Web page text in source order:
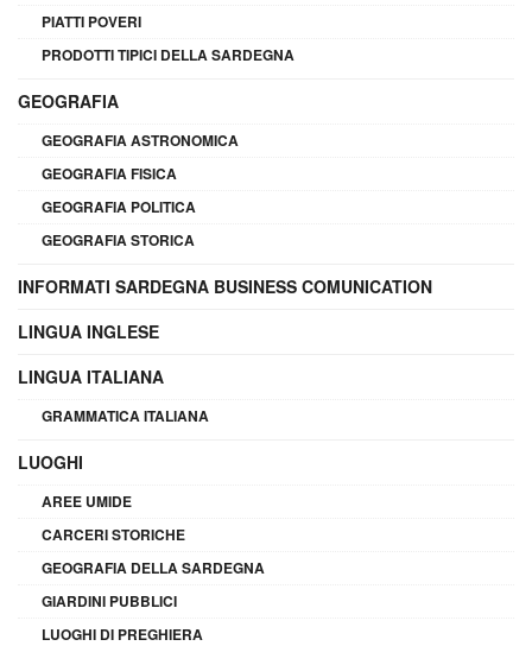
PIATTI POVERI
PRODOTTI TIPICI DELLA SARDEGNA
GEOGRAFIA
GEOGRAFIA ASTRONOMICA
GEOGRAFIA FISICA
GEOGRAFIA POLITICA
GEOGRAFIA STORICA
INFORMATI SARDEGNA BUSINESS COMUNICATION
LINGUA INGLESE
LINGUA ITALIANA
GRAMMATICA ITALIANA
LUOGHI
AREE UMIDE
CARCERI STORICHE
GEOGRAFIA DELLA SARDEGNA
GIARDINI PUBBLICI
LUOGHI DI PREGHIERA